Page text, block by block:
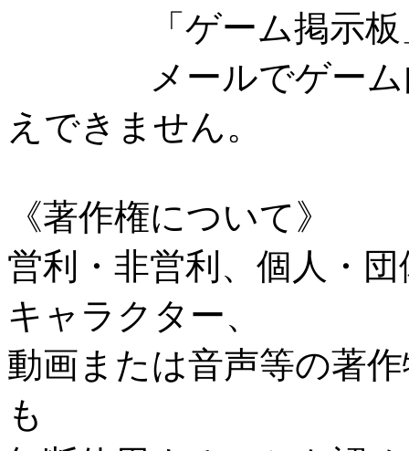
「ゲーム掲示板」
メールでゲーム内
えできません。
《著作権について》
営利・非営利、個人・
キャラクター、
動画または音声等の著
も